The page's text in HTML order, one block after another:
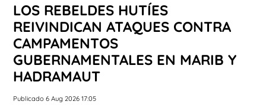
LOS REBELDES HUTÍES
REIVINDICAN ATAQUES CONTRA
CAMPAMENTOS
GUBERNAMENTALES EN MARIB Y
HADRAMAUT
Publicado 6 Aug 2026 17:05